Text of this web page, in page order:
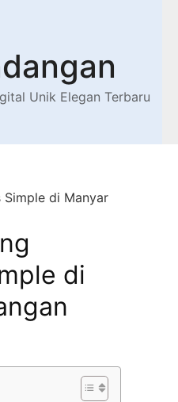
Unik Elegan Terbaru
Simple di Manyar
di